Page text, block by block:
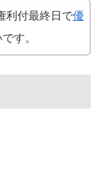
利付最終日で優
す。